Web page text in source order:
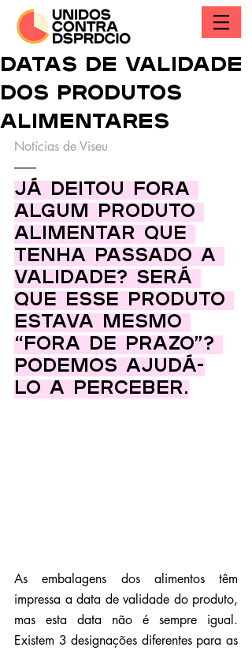
Datas de Validade
dos Produtos
Alimentares
Notícias de Viseu
Já deitou fora
algum produto
alimentar que
tenha passado a
validade? Será
que esse produto
estava mesmo
“fora de prazo”?
Podemos ajudá-
lo a perceber.
As embalagens dos alimentos têm
impressa a data de validade do produto,
mas esta data não é sempre igual.
Existem 3 designações diferentes para as